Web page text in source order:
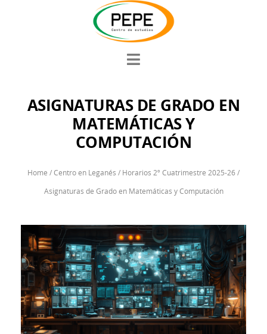
ASIGNATURAS DE GRADO EN
MATEMÁTICAS Y
COMPUTACIÓN
Home /Centro en Leganés / Horarios 2º Cuatrimestre 2025-26/
Asignaturas de Grado en Matemáticas y Computación